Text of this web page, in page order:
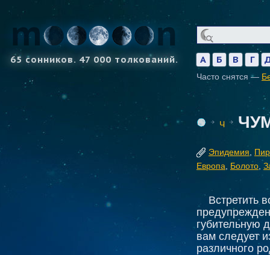
65 сонников. 47 000 толкований. А Б В Г
Часто снятся —
Ч
Эпидемия
Пир
Европа
Болото
Встретить
губительную
вам следует
различного